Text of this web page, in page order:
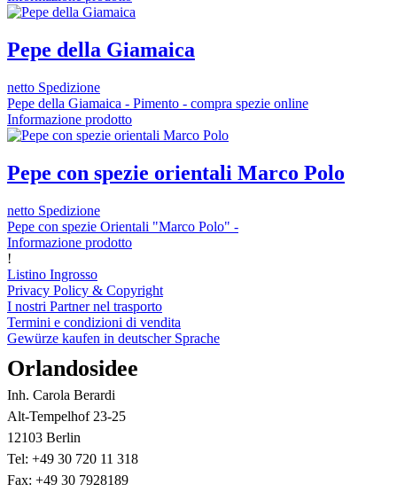
Pepe della Giamaica
netto Spedizione
Pepe della Giamaica - Pimento - compra spezie online
Informazione prodotto
Pepe con spezie orientali Marco Polo
netto Spedizione
Pepe con spezie Orientali "Marco Polo" -
Informazione prodotto
!
Listino Ingrosso
Privacy Policy & Copyright
I nostri Partner nel trasporto
Termini e condizioni di vendita
Gewürze kaufen in deutscher Sprache
Orlandosidee
Inh. Carola Berardi
Alt-Tempelhof 23-25
12103 Berlin
Tel: +49 30 720 11 318
Fax: +49 30 7928189